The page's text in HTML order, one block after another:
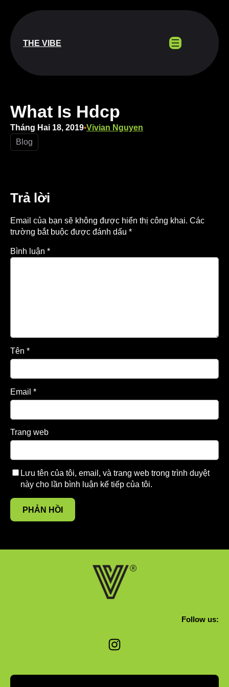
phần
dung
THE VIBE
What Is Hdcp
Tháng Hai 18, 2019•Vivian Nguyen
Blog
Trả lời
Email của bạn sẽ không được hiển thị công khai. Các
trường bắt buộc được đánh dấu *
Bình luận *
Tên *
Email *
Trang web
Lưu tên của tôi, email, và trang web trong trình duyệt
này cho lần bình luận kế tiếp của tôi.
Follow us:
Instagram